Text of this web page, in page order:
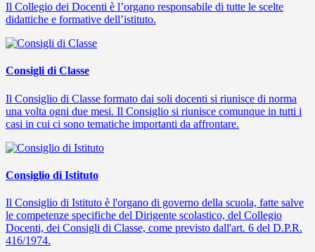
Il Collegio dei Docenti è l’organo responsabile di tutte le scelte
didattiche e formative dell’istituto.
Consigli di Classe
Il Consiglio di Classe formato dai soli docenti si riunisce di norma
una volta ogni due mesi. Il Consiglio si riunisce comunque in tutti i
casi in cui ci sono tematiche importanti da affrontare.
Consiglio di Istituto
Il Consiglio di Istituto è l'organo di governo della scuola, fatte salve
le competenze specifiche del Dirigente scolastico, del Collegio
Docenti, dei Consigli di Classe, come previsto dall'art. 6 del D.P.R.
416/1974.